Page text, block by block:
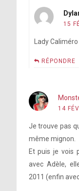
15
Lady Caliméro
RÉPONDRE
14
Je trouve pas
même mignon.
Et puis je vois
avec Adèle,
2011 (enfin